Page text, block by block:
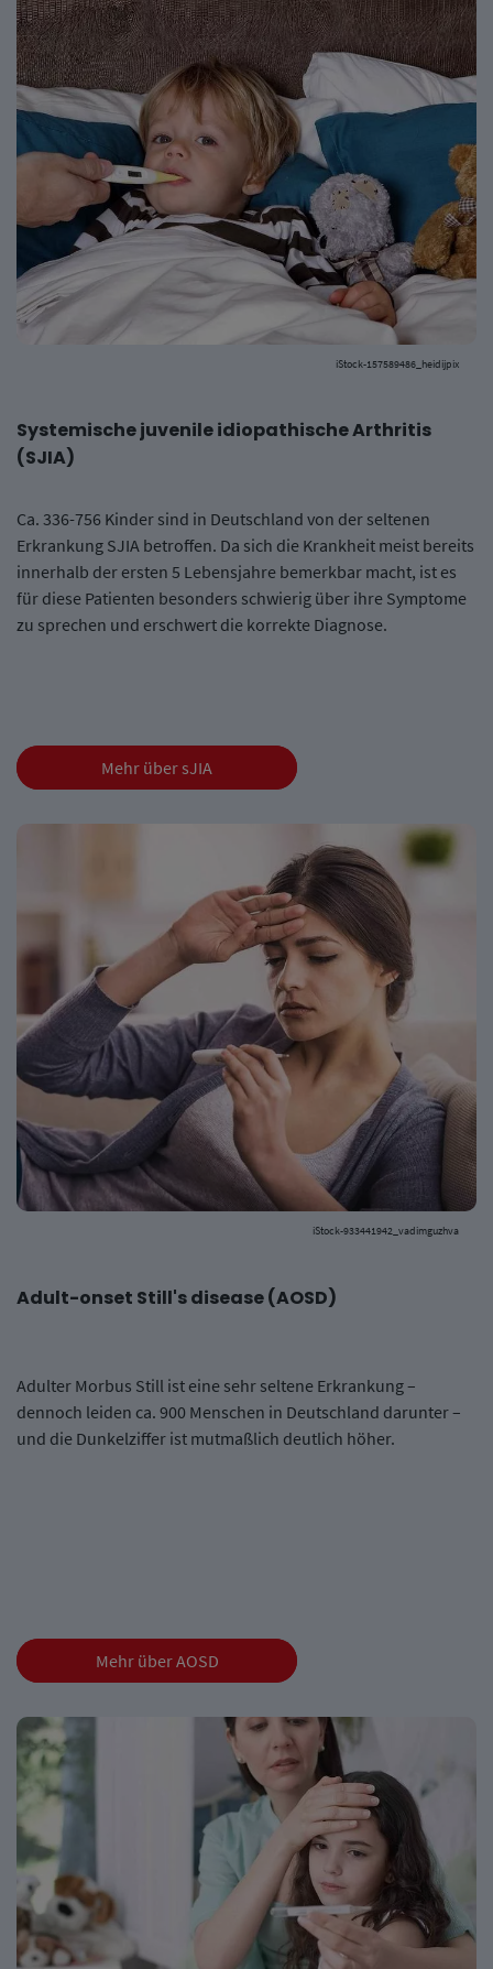
iStock-157589486_heidijpix
Systemische juvenile idiopathische Arthritis
(SJIA)
Ca. 336-756 Kinder sind in Deutschland von der seltenen
Erkrankung SJIA betroffen. Da sich die Krankheit meist bereits
innerhalb der ersten 5 Lebensjahre bemerkbar macht, ist es
für diese Patienten besonders schwierig über ihre Symptome
zu sprechen und erschwert die korrekte Diagnose.
Mehr über sJIA
iStock-933441942_vadimguzhva
Adult-onset Still's disease (AOSD)
Adulter Morbus Still ist eine sehr seltene Erkrankung –
dennoch leiden ca. 900 Menschen in Deutschland darunter –
und die Dunkelziffer ist mutmaßlich deutlich höher.
Mehr über AOSD